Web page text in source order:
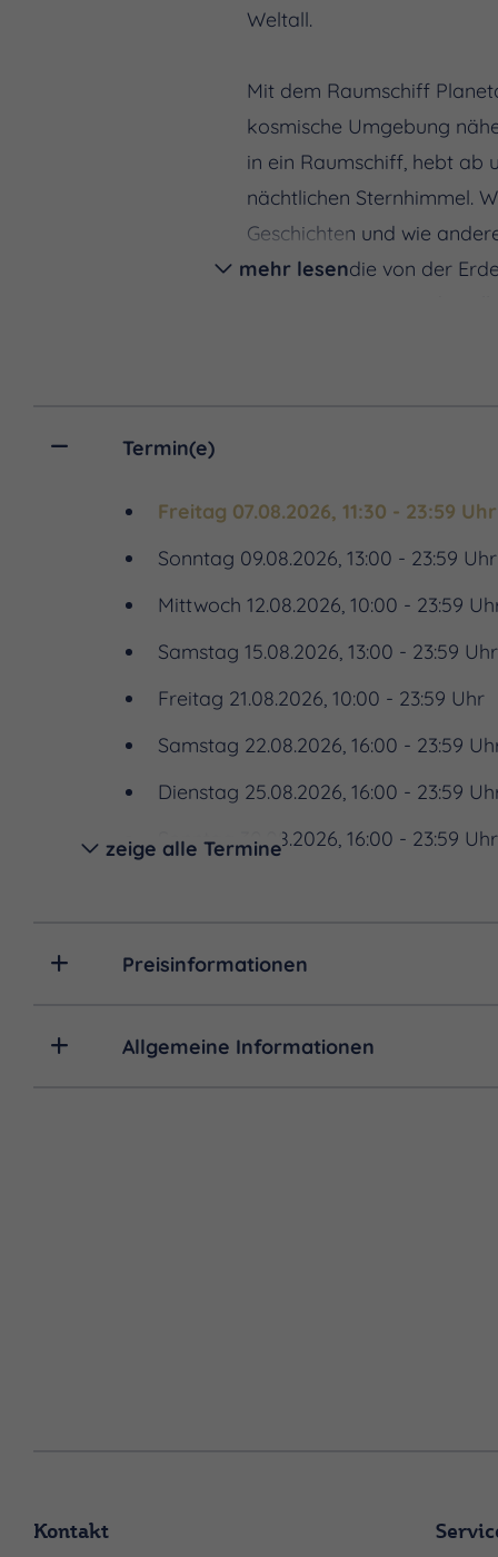
Weltall.
Mit dem Raumschiff
kosmische Umgebung
in ein Raumschiff, hebt ab
nächtlichen Sternhimmel.
Geschichten und wie
Sonne und die von der
Antworten auf
es auf dem Mars oder auf
Objekte sieht man
anschaulicher Weise
mehr lesen
Termin(e)
Freitag 07.08.2026, 11:30 - 23:59 Uhr
Sonntag 09.08.2026, 13:00 - 23:59 Uhr
Mittwoch 12.08.2026, 10:00 - 23:59
Samstag 15.08.2026, 13:00 - 23:59 Uhr
Freitag 21.08.2026, 10:00 - 23:59 Uhr
Samstag 22.08.2026, 16:00 - 23:59
Dienstag 25.08.2026, 16:00 - 23:59
Sonntag 30.08.2026, 16:00 - 23:59 Uhr
Donnerstag 03.09.2026, 11:30 - 23:59
Samstag 26.09.2026, 11:30 - 23:59 Uhr
zeige alle Termine
Preisinformationen
Allgemeine Informationen
Kontakt